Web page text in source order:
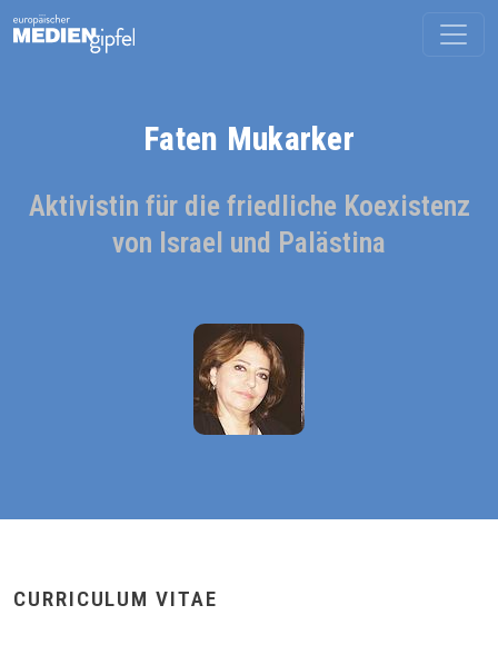
Faten Mukarker
Aktivistin für die friedliche Koexistenz
von Israel und Palästina
CURRICULUM VITAE